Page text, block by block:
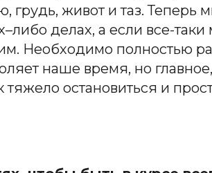
грудь, живот и таз.Теперь
делах, а если все-
Необходимо полностью
наше время, но
тяжело остановиться и